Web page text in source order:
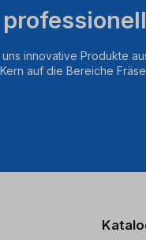
innovative Produkte
auf die Bereiche